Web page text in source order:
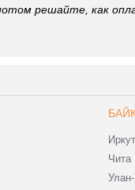
решайте, как
Чита